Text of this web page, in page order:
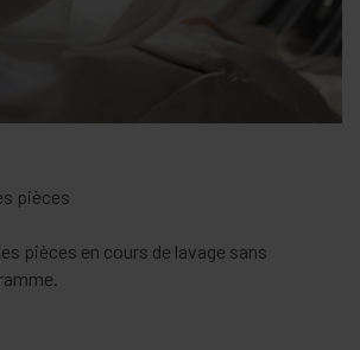
pièces
pièces en cours de lavage sans